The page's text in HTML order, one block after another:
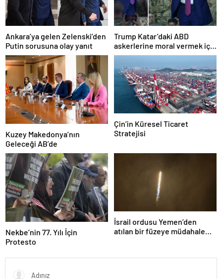
Ankara’ya gelen Zelenski’den
Putin sorusuna olay yanıt
Trump Katar’daki ABD
askerlerine moral vermek için
dans etti
Kuzey Makedonya’nın
Geleceği AB’de
Çin’in Küresel Ticaret
Stratejisi
Nekbe’nin 77. Yılı İçin
Protesto
İsrail ordusu Yemen’den
atılan bir füzeye müdahale